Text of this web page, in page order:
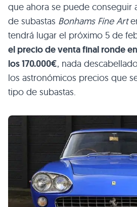
que ahora se puede conseguir
de subastas Bonhams Fine Art
tendrá lugar el próximo 5 de
el precio de venta final ronde
los 170.000€, nada
los astronómicos precios que
tipo de subastas.